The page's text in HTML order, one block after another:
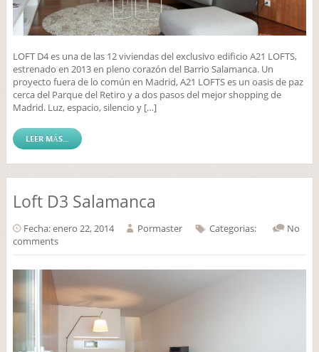
LOFT D4 es una de las 12 viviendas del exclusivo edificio A21 LOFTS,
estrenado en 2013 en pleno corazón del Barrio Salamanca. Un
proyecto fuera de lo común en Madrid, A21 LOFTS es un oasis de paz
cerca del Parque del Retiro y a dos pasos del mejor shopping de
Madrid. Luz, espacio, silencio y […]
LEER MÁS...
Loft D3 Salamanca
Fecha: enero 22, 2014 Pormaster Categorias:
No
comments